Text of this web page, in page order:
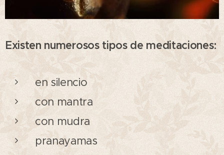
Existen numerosos tipos de meditaciones:
en silencio
con mantra
con mudra
pranayamas